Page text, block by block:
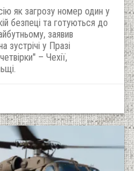
як загрозу номер один у
безпеці та готуються до
заявив
зустрічі у Празі
– Чехії,